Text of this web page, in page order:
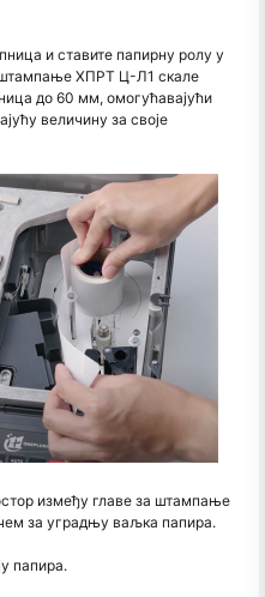
и ставите папирну ролу у
ХПРТ Ц-Л1 скале
до 60 мм, омогућавајући
величину за своје
између главе за штампање
за уградњу ваљка папира.
папира.